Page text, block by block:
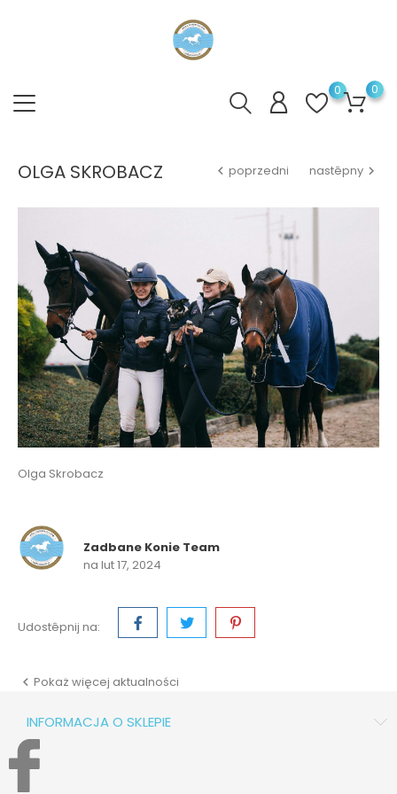
0 0
OLGA SKROBACZ  poprzedni nastêpny 
Olga Skrobacz
Zadbane Konie Team
na lut 17, 2024
Udostêpnij na:
 Pokaż więcej aktualności
INFORMACJA O SKLEPIE